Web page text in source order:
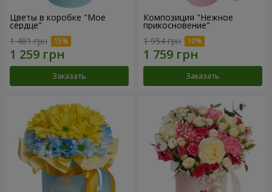
Цветы в коробке "Мое
сердце"
1 481 грн
Заказать
Композиция "Нежное
прикосновение"
1 954 грн
Заказать